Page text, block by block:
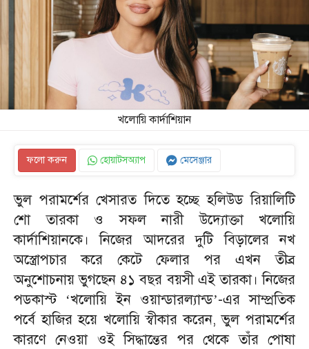
খলোয়ি কার্দাশিয়ান
ফলো করুন হোয়াটসঅ্যাপ মেসেঞ্জার
ভুল পরামর্শের খেসারত দিতে হচ্ছে হলিউড রিয়ালিটি
শো তারকা ও সফল নারী উদ্যোক্তা খলোয়ি
কার্দাশিয়ানকে। নিজের আদরের দুটি বিড়ালের নখ
অস্ত্রোপচার করে কেটে ফেলার পর এখন তীব্র
অনুশোচনায় ভুগছেন ৪১ বছর বয়সী এই তারকা। নিজের
পডকাস্ট ‘খলোয়ি ইন ওয়ান্ডারল্যান্ড’-এর সাম্প্রতিক
পর্বে হাজির হয়ে খলোয়ি স্বীকার করেন, ভুল পরামর্শের
কারণে নেওয়া ওই সিদ্ধান্তের পর থেকে তাঁর পোষা